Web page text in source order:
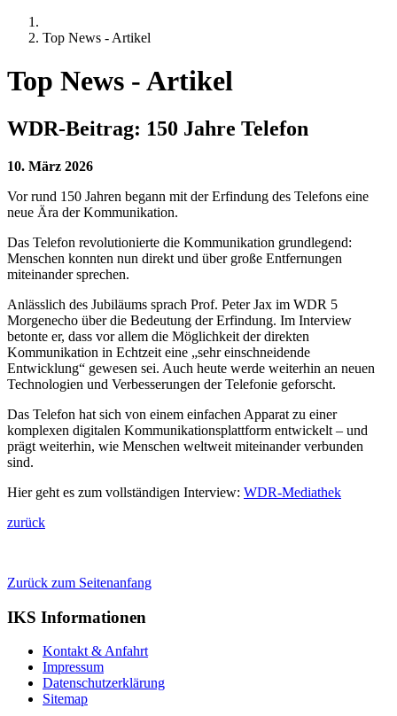
Top News - Artikel
Top News - Artikel
WDR-Beitrag: 150 Jahre Telefon
10. März 2026
Vor rund 150 Jahren begann mit der Erfindung des Telefons eine
neue Ära der Kommunikation.
Das Telefon revolutionierte die Kommunikation grundlegend:
Menschen konnten nun direkt und über große Entfernungen
miteinander sprechen.
Anlässlich des Jubiläums sprach Prof. Peter Jax im WDR 5
Morgenecho über die Bedeutung der Erfindung. Im Interview
betonte er, dass vor allem die Möglichkeit der direkten
Kommunikation in Echtzeit eine „sehr einschneidende
Entwicklung“ gewesen sei. Auch heute werde weiterhin an neuen
Technologien und Verbesserungen der Telefonie geforscht.
Das Telefon hat sich von einem einfachen Apparat zu einer
komplexen digitalen Kommunikationsplattform entwickelt – und
prägt weiterhin, wie Menschen weltweit miteinander verbunden
sind.
Hier geht es zum vollständigen Interview: WDR-Mediathek
zurück
Zurück zum Seitenanfang
IKS Informationen
Kontakt & Anfahrt
Impressum
Datenschutzerklärung
Sitemap